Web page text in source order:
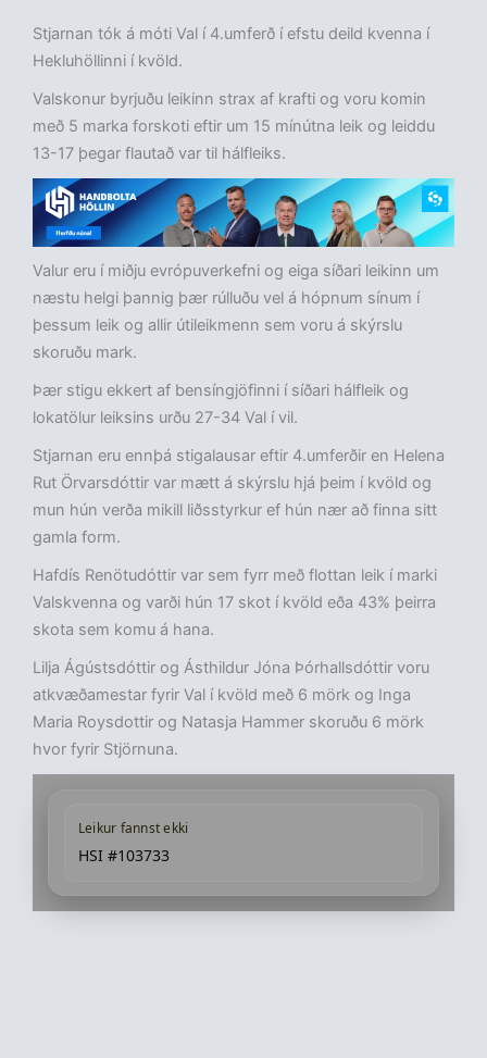
Stjarnan tók á móti Val í 4.umferð í efstu deild kvenna í
Hekluhöllinni í kvöld.
Valskonur byrjuðu leikinn strax af krafti og voru komin
með 5 marka forskoti eftir um 15 mínútna leik og leiddu
13-17 þegar flautað var til hálfleiks.
Valur eru í miðju evrópuverkefni og eiga síðari leikinn um
næstu helgi þannig þær rúlluðu vel á hópnum sínum í
þessum leik og allir útileikmenn sem voru á skýrslu
skoruðu mark.
Þær stigu ekkert af bensíngjöfinni í síðari hálfleik og
lokatölur leiksins urðu 27-34 Val í vil.
Stjarnan eru ennþá stigalausar eftir 4.umferðir en Helena
Rut Örvarsdóttir var mætt á skýrslu hjá þeim í kvöld og
mun hún verða mikill liðsstyrkur ef hún nær að finna sitt
gamla form.
Hafdís Renötudóttir var sem fyrr með flottan leik í marki
Valskvenna og varði hún 17 skot í kvöld eða 43% þeirra
skota sem komu á hana.
Lilja Ágústsdóttir og Ásthildur Jóna Þórhallsdóttir voru
atkvæðamestar fyrir Val í kvöld með 6 mörk og Inga
Maria Roysdottir og Natasja Hammer skoruðu 6 mörk
hvor fyrir Stjörnuna.
Leikur fannst ekki
HSI #103733